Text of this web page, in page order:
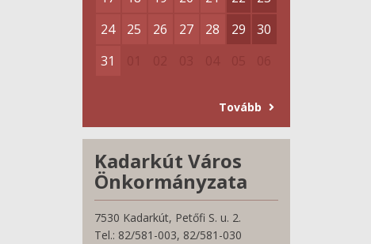
24
25 26 27 28 29
30
31
Tovább
Kadarkút Város
Önkormányzata
7530 Kadarkút, Petőfi S. u. 2.
Tel.: 82/581-003, 82/581-030